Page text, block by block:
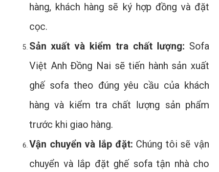
hàng, khách hàng sẽ ký hợp đồng và đặt
cọc.
Sản xuất và kiểm tra chất lượng: Sofa
Việt Anh Đồng Nai sẽ tiến hành sản xuất
ghế sofa theo đúng yêu cầu của khách
hàng và kiểm tra chất lượng sản phẩm
trước khi giao hàng.
Vận chuyển và lắp đặt: Chúng tôi sẽ vận
chuyển và lắp đặt ghế sofa tận nhà cho